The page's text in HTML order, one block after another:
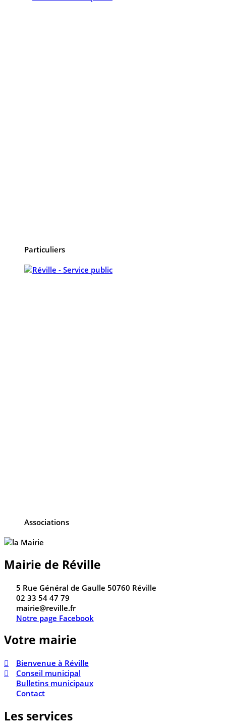
Particuliers
Associations
Mairie de Réville
5 Rue Général de Gaulle 50760 Réville
02 33 54 47 79
mairie@reville.fr
Notre page Facebook
Votre mairie
Bienvenue à Réville
Conseil municipal
Bulletins municipaux
Contact
Les services